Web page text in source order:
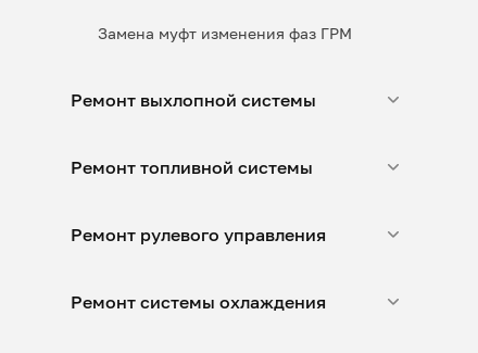
Замена муфт изменения фаз ГРМ
Ремонт выхлопной системы
Ремонт топливной системы
Ремонт рулевого управления
Ремонт системы охлаждения